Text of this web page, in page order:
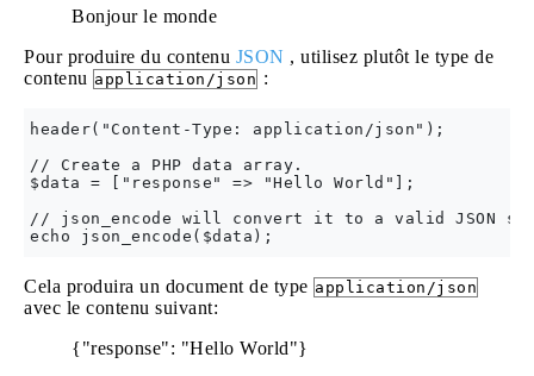
Bonjour le monde
Pour produire du contenu JSON , utilisez plutôt le type de
contenu application/json :
header("Content-Type: application/json");
// Create a PHP data array.
$data = ["response" => "Hello World"];
// json_encode will convert it to a valid JSON
Cela produira un document de type application/json
avec le contenu suivant:
{"response": "Hello World"}